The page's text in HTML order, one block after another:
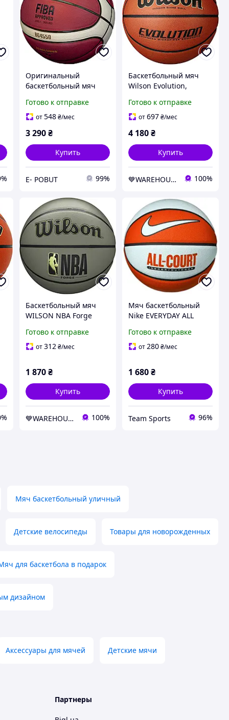
Оригинальный
баскетбольный мяч
самый лучший
соревновательный
прочего, является
официальным
Готово к отправке
от548 ₴/мес
3 290 ₴
Купить
E- POBUT 99%
Баскетбольный мяч
Wilson Evolution,
WTB0516XBEMEA
Готово к отправке
от697₴/мес
4 180₴
Купить
💙WAREHOUSE💛 100%
Баскетбольный мяч
WILSON NBA Forge
WTB8202XB07
Готово к отправке
от312 ₴/мес
1 870 ₴
Купить
💙WAREHOUSE💛 100%
Мяч баскетбольный
Nike EVERYDAY ALL
ORANGE/BLACK size 7
Готово к отправке
от280₴/мес
1 680₴
Купить
Team Sports 96%
Мяч баскетбольный уличный
Детские велосипеды Товары для новорожденных
для баскетбола в подарок
дизайном
Аксессуары для мячей Детские мячи
Партнеры